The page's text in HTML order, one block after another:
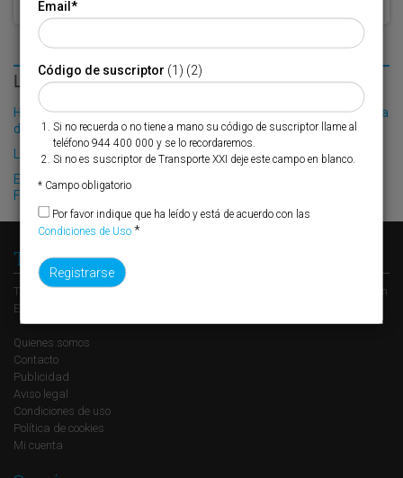
LO MÁS LEÍDO
Hapag-Lloyd y CSAV unen sus fuerzas para crear la cuarta naviera
del mundo
Llega la época de las vacas flacas
El Puerto de Tarragona se adhiere a la iniciativa ‘El Conductor al
Frente’
Transporte XXI
Transporte XXI es el periódico de referencia del transporte y la logística en
España, perteneciente al Grupo XXI de Comunicación Empresarial.
Quienes somos
Contacto
Publicidad
Aviso legal
Condiciones de uso
Política de cookies
Mi cuenta
Email*
Código de suscriptor (1) (2)
Si no recuerda o no tiene a mano su código de suscriptor llame al
teléfono 944 400 000 y se lo recordaremos.
Si no es suscriptor de Transporte XXI deje este campo en blanco.
* Campo obligatorio
Por favor indique que ha leído y está de acuerdo con las
Condiciones de Uso *